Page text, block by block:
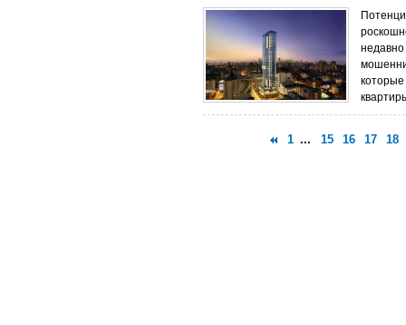
1 ... 15 16 17 18